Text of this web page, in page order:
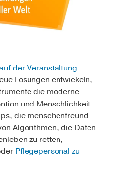
auf der Veranstaltung
Lösungen entwickeln,
die moderne
und Menschlichkeit
die menschenfreund­
Algorithmen, die Daten
zu retten,
Pflege­personal zu